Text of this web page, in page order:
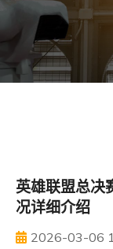
英雄联盟总决
况详细介绍
2026-03-06